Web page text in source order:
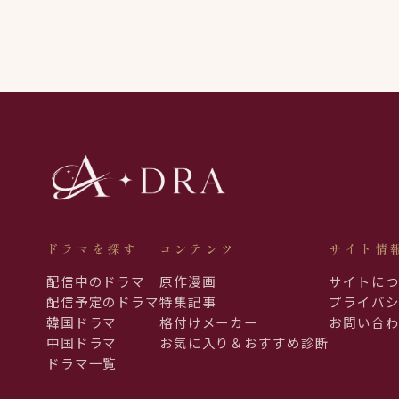
ドラマを探す
配信中のドラマ
配信予定のドラマ
韓国ドラマ
中国ドラマ
ドラマ一覧
コンテンツ
原作漫画
特集記事
格付けメーカー
お気に入り＆おすすめ診断
サイト情
サイトに
プライバ
お問い合